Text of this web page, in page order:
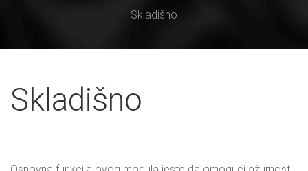
Skladišno
Skladišno